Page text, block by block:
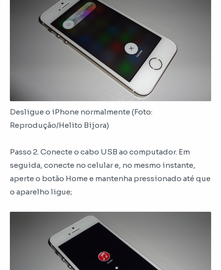
Desligue o iPhone normalmente (Foto:
Reprodução/Helito Bijora)
Passo 2. Conecte o cabo USB ao computador. Em
seguida, conecte no celular e, no mesmo instante,
aperte o botão Home e mantenha pressionado até que
o aparelho ligue;